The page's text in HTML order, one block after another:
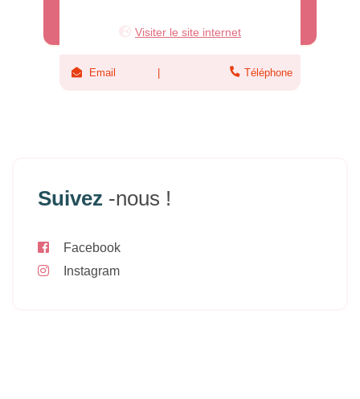
Visiter le site internet
Email Téléphone
Suivez -nous !
Facebook
Instagram